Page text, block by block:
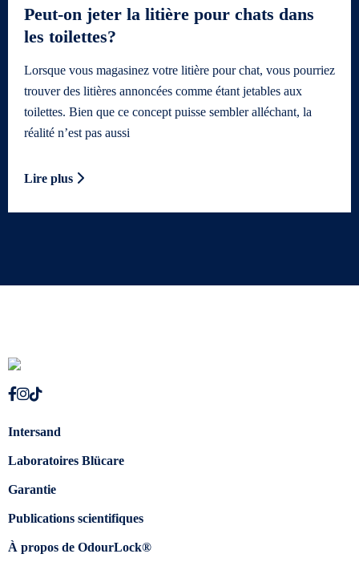
Peut-on jeter la litière pour chats dans
les toilettes?
Lorsque vous magasinez votre litière pour chat, vous pourriez
trouver des litières annoncées comme étant jetables aux
toilettes. Bien que ce concept puisse sembler alléchant, la
réalité n’est pas aussi
Lire plus
Intersand
Laboratoires Blücare
Garantie
Publications scientifiques
À propos de OdourLock®